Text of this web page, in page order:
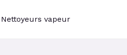
Nettoyeurs vapeur